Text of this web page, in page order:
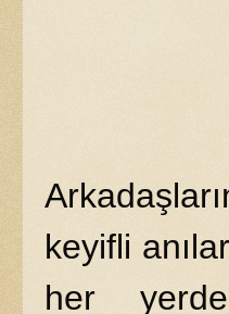
keyifli
her